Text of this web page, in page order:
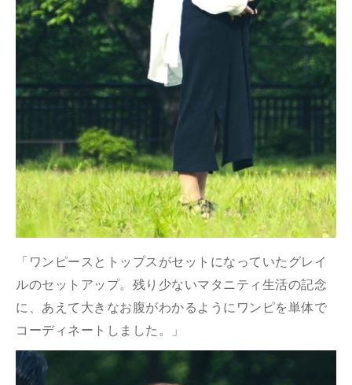
「ワンピースとトップスがセットになっていたグレイ
ルのセットアップ。残り少ないマタニティ生活の記念
に、あえて大きなお腹がわかるようにワンピを単体で
コーディネートしました。」